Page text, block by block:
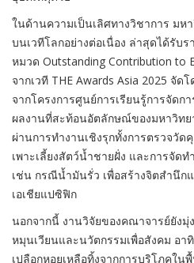
ในด้านความเป็นเลิศทางวิชาการ ม
บนเวทีโลกอย่างต่อเนื่อง ล่าสุดได้รับ
หมวด Outstanding Contribution to
จากเวที THE Awards Asia 2025 จัด
จากโครงการศูนย์การเรียนรู้การจัด
ผลงานที่สะท้อนอัตลักษณ์ของมหาวิทย
ผ่านการทำงานเชิงรุกทั้งการตรวจวัด
เพาะเลี้ยงสัตว์น้ำชายฝั่ง และการจัด
เช่น กรณีน้ำมันรั่ว เพื่อสร้างจิตสำนึ
เอเชียแปซิฟิก
นอกจากนี้ งานวิจัยของคณาจารย์ยังมุ่
หมุนเวียนและนวัตกรรมเพื่อสังคม อา
เปลือกหอยเหลือทิ้งจากการบริโภคใ